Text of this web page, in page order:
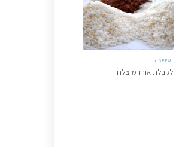
טיפסקל
לקבלת אורז מוצלח